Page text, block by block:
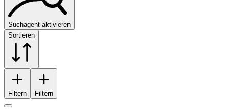
Suchagent aktivieren
Sortieren
Filtern Filtern